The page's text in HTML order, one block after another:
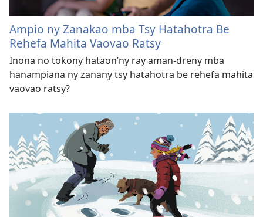
Ampio ny Zanakao mba Tsy Hatahotra Be
Rehefa Mahita Vaovao Ratsy
Inona no tokony hataon’ny ray aman-dreny mba
hanampiana ny zanany tsy hatahotra be rehefa mahita
vaovao ratsy?